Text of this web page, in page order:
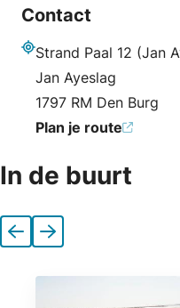
Contact
Strand Paal 12 (Jan
Jan Ayeslag
1797 RM Den Burg
Plan je route
In de buurt
VorigeVolgende